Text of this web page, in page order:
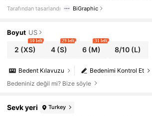
on Yeni Yıl
Tarafından tasarlandı BiGraphic
Boyut US
2 (XS)
10 left
4(S)
29 left
6(M)
31 left
8/10 (L)
Bedenimi Kontrol Et
Bedent Kılavuzu
Bedeniniz değil mi? Bize söyle
Sevk yeri Turkey